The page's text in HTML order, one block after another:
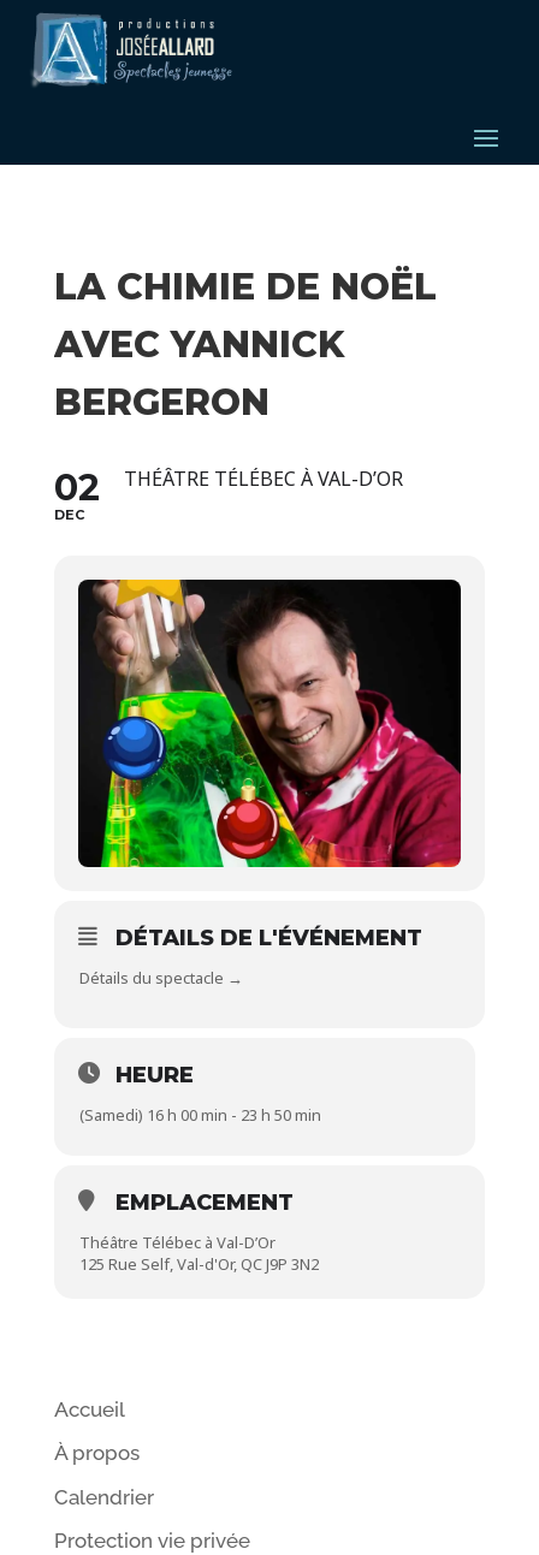
LA CHIMIE DE NOËL
AVEC YANNICK
BERGERON
02
DEC
THÉÂTRE TÉLÉBEC À VAL-D’OR
DÉTAILS DE L'ÉVÉNEMENT
Détails du spectacle →
HEURE
(Samedi) 16 h 00 min - 23 h 50 min
EMPLACEMENT
Théâtre Télébec à Val-D’Or
125 Rue Self, Val-d'Or, QC J9P 3N2
Accueil
À propos
Calendrier
Protection vie privée